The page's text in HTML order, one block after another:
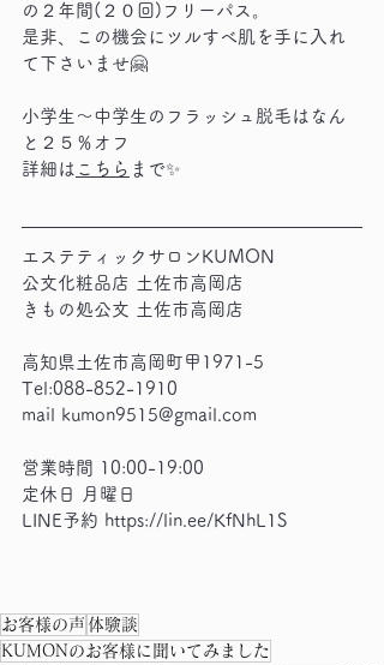
の２年間(２０回)フリーパス。
是非、この機会にツルすべ肌を手に入れ
て下さいませ🤗
小学生～中学生のフラッシュ脱毛はなん
と２５％オフ
詳細は こちら まで✨
エステティックサロンKUMON
公文化粧品店 土佐市高岡店
きもの処公文 土佐市高岡店
高知県土佐市高岡町甲1971-5
Tel:088-852-1910
mail kumon9515@gmail.com
営業時間 10:00-19:00
定休日 月曜日
LINE予約 https://lin.ee/KfNhL1S
お客様の声 体験談
KUMONのお客様に聞いてみました